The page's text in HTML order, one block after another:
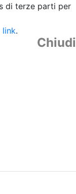
di terze parti per
link.
Chiudi